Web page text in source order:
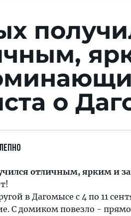
о
отличным, ярким и
в Дагомысе с 4 по 11
С домиком повезло -